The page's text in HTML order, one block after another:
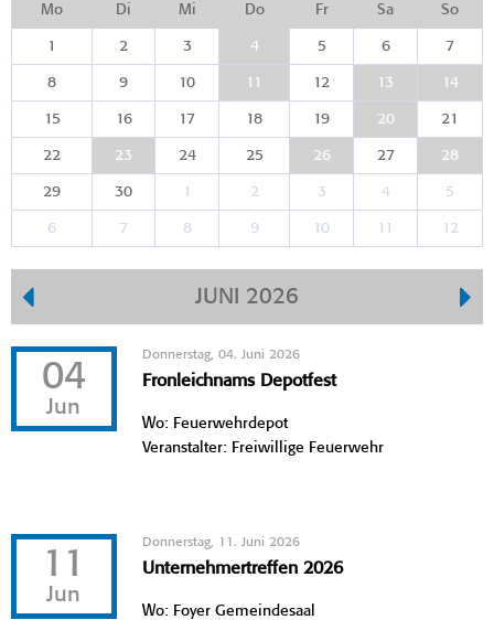
Mo Di Mi Do Fr Sa So
1 2 3 4 5 6 7
8 9 10 11 12 13 14
15 16 17 18 19 20 21
22 23 24 25 26 27 28
29 30 1 2 3 4 5
6 7 8 9 10 11 12
JUNI 2026
04
Jun
Donnerstag, 04. Juni 2026
Fronleichnams Depotfest
Wo: Feuerwehrdepot
Veranstalter: Freiwillige Feuerwehr
11
Jun
Donnerstag, 11. Juni 2026
Unternehmertreffen 2026
Wo: Foyer Gemeindesaal